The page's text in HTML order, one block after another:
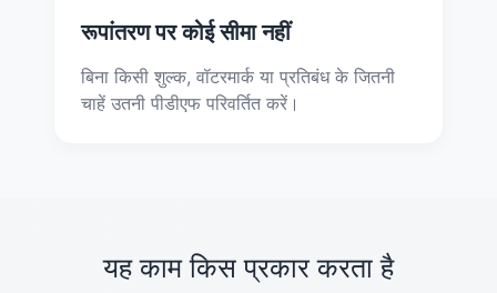
रूपांतरण पर कोई सीमा नहीं
बिना किसी शुल्क, वॉटरमार्क या प्रतिबंध के जितनी
चाहें उतनी पीडीएफ परिवर्तित करें।
यह काम किस प्रकार करता है